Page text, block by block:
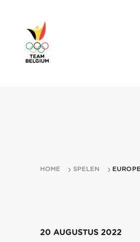
HOME SPELEN
20 AUGUSTUS 2022